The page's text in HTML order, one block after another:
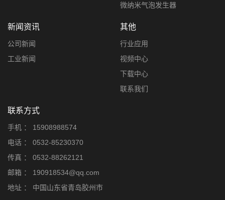
微纳米气泡发生器
新闻资讯
公司新闻
工业新闻
其他
行业应用
视频中心
下载中心
联系我们
联系方式
手机 ：
15908988574
电话 ：
0532-85230370
传真 ：
0532-88262121
邮箱 ：
190918534@qq.com
地址 ：
中国山东省青岛胶州市